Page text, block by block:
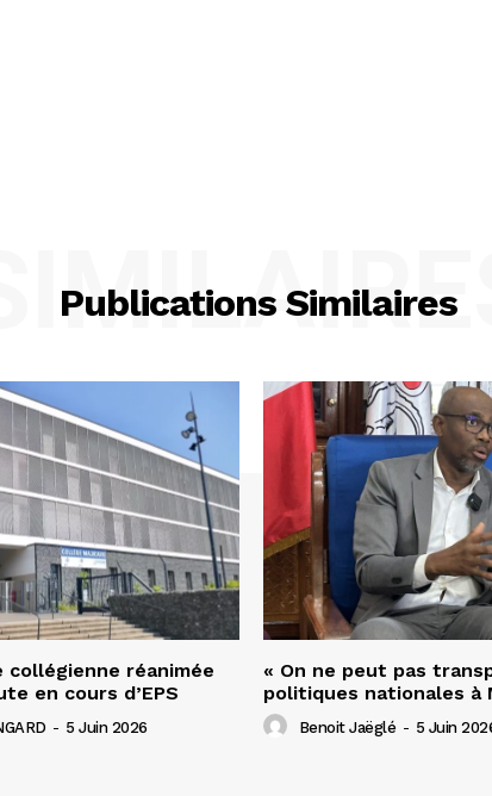
Publications Similaires
SIMILAIRES
collégienne réanimée
en cours d’EPS
- 5 Juin 2026
« On ne peut pas
politiques nationales à
Benoit Jaëglé - 5 Juin